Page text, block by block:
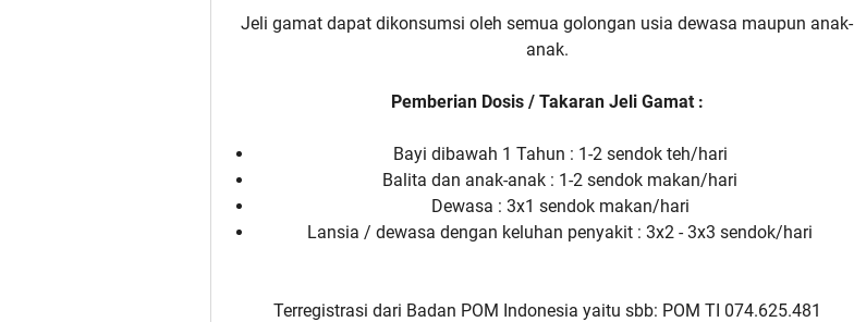
Jeli gamat dapat dikonsumsi oleh semua golongan usia dewasa maupun anak-
anak.
Pemberian Dosis / Takaran Jeli Gamat :
Bayi dibawah 1 Tahun : 1-2 sendok teh/hari
Balita dan anak-anak : 1-2 sendok makan/hari
Dewasa : 3x1 sendok makan/hari
Lansia / dewasa dengan keluhan penyakit : 3x2 - 3x3 sendok/hari
Terregistrasi dari Badan POM Indonesia yaitu sbb: POM TI 074.625.481